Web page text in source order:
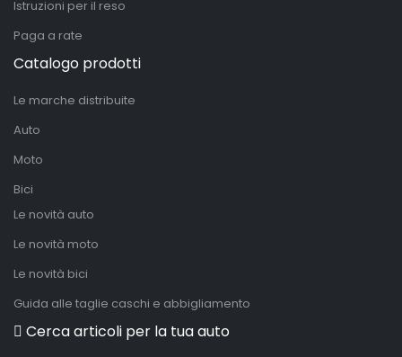
Istruzioni per il reso
Paga a rate
Catalogo prodotti
Le marche distribuite
Auto
Moto
Bici
Le novità auto
Le novità moto
Le novità bici
Guida alle taglie caschi e abbigliamento
Cerca articoli per la tua auto